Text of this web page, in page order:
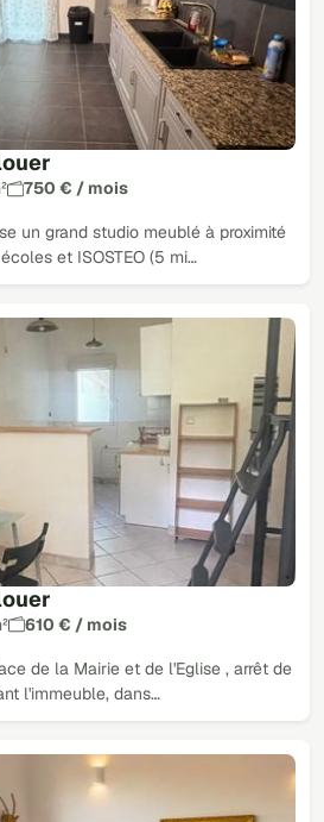
750 € / mois
un grand studio meublé à proximité
et ISOSTEO (5 mi…
610 € / mois
de la Mairie et de l'Eglise , arrêt de
l'immeuble, dans…